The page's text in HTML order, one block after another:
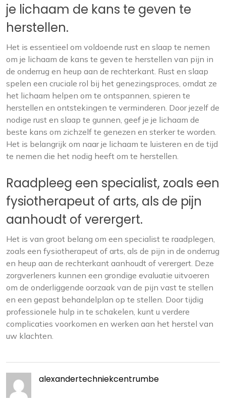
je lichaam de kans te geven te
herstellen.
Het is essentieel om voldoende rust en slaap te nemen
om je lichaam de kans te geven te herstellen van pijn in
de onderrug en heup aan de rechterkant. Rust en slaap
spelen een cruciale rol bij het genezingsproces, omdat ze
het lichaam helpen om te ontspannen, spieren te
herstellen en ontstekingen te verminderen. Door jezelf de
nodige rust en slaap te gunnen, geef je je lichaam de
beste kans om zichzelf te genezen en sterker te worden.
Het is belangrijk om naar je lichaam te luisteren en de tijd
te nemen die het nodig heeft om te herstellen.
Raadpleeg een specialist, zoals een
fysiotherapeut of arts, als de pijn
aanhoudt of verergert.
Het is van groot belang om een specialist te raadplegen,
zoals een fysiotherapeut of arts, als de pijn in de onderrug
en heup aan de rechterkant aanhoudt of verergert. Deze
zorgverleners kunnen een grondige evaluatie uitvoeren
om de onderliggende oorzaak van de pijn vast te stellen
en een gepast behandelplan op te stellen. Door tijdig
professionele hulp in te schakelen, kunt u verdere
complicaties voorkomen en werken aan het herstel van
uw klachten.
alexandertechniekcentrumbe